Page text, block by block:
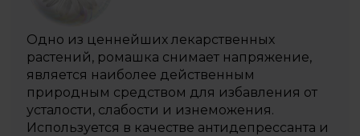
Одно из ценнейших лекарственных
растений, ромашка снимает напряжение,
является наиболее действенным
природным средством для избавления от
усталости, слабости и изнеможения.
Используется в качестве антидепрессанта и